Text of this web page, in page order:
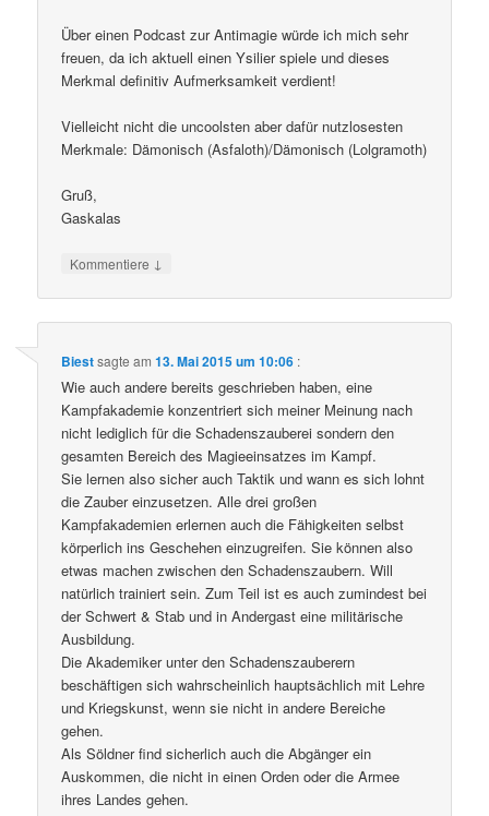
Über einen Podcast zur Antimagie würde ich mich sehr
freuen, da ich aktuell einen Ysilier spiele und dieses
Merkmal definitiv Aufmerksamkeit verdient!
Vielleicht nicht die uncoolsten aber dafür nutzlosesten
Merkmale: Dämonisch (Asfaloth)/Dämonisch (Lolgramoth)
Gruß,
Gaskalas
Kommentiere ↓
Biestsagte am13. Mai 2015 um 10:06 :
Wie auch andere bereits geschrieben haben, eine
Kampfakademie konzentriert sich meiner Meinung nach
nicht lediglich für die Schadenszauberei sondern den
gesamten Bereich des Magieeinsatzes im Kampf.
Sie lernen also sicher auch Taktik und wann es sich lohnt
die Zauber einzusetzen. Alle drei großen
Kampfakademien erlernen auch die Fähigkeiten selbst
körperlich ins Geschehen einzugreifen. Sie können also
etwas machen zwischen den Schadenszaubern. Will
natürlich trainiert sein. Zum Teil ist es auch zumindest bei
der Schwert & Stab und in Andergast eine militärische
Ausbildung.
Die Akademiker unter den Schadenszauberern
beschäftigen sich wahrscheinlich hauptsächlich mit Lehre
und Kriegskunst, wenn sie nicht in andere Bereiche
gehen.
Als Söldner find sicherlich auch die Abgänger ein
Auskommen, die nicht in einen Orden oder die Armee
ihres Landes gehen.